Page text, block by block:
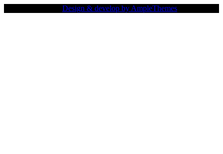
Design & develop by AmpleThemes